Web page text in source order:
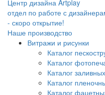
Центр дизайна Artplay
отдел по работе с
- скоро открытие!
Наше производство
Витражи и рисунки
Каталог
Каталог
Каталог
Каталог
Каталог